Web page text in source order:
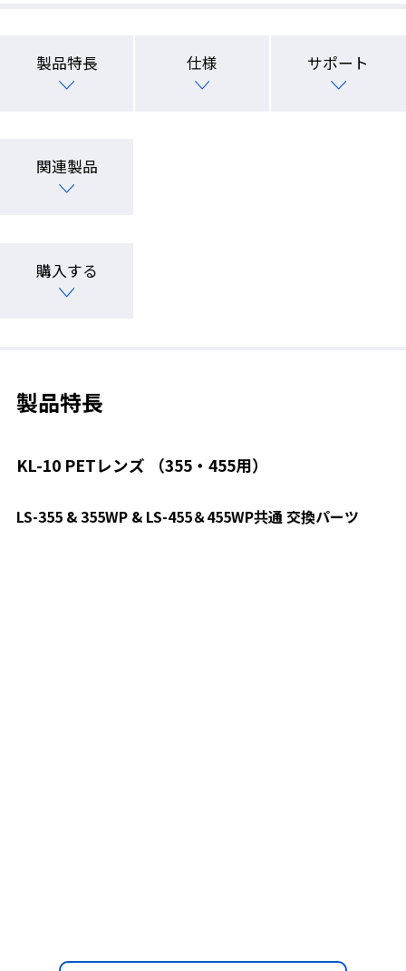
製品特長 仕様 サポート
関連製品
購入する
製品特長
KL-10 PETレンズ （355・455用）
LS-355 & 355WP & LS-455＆455WP共通 交換パーツ